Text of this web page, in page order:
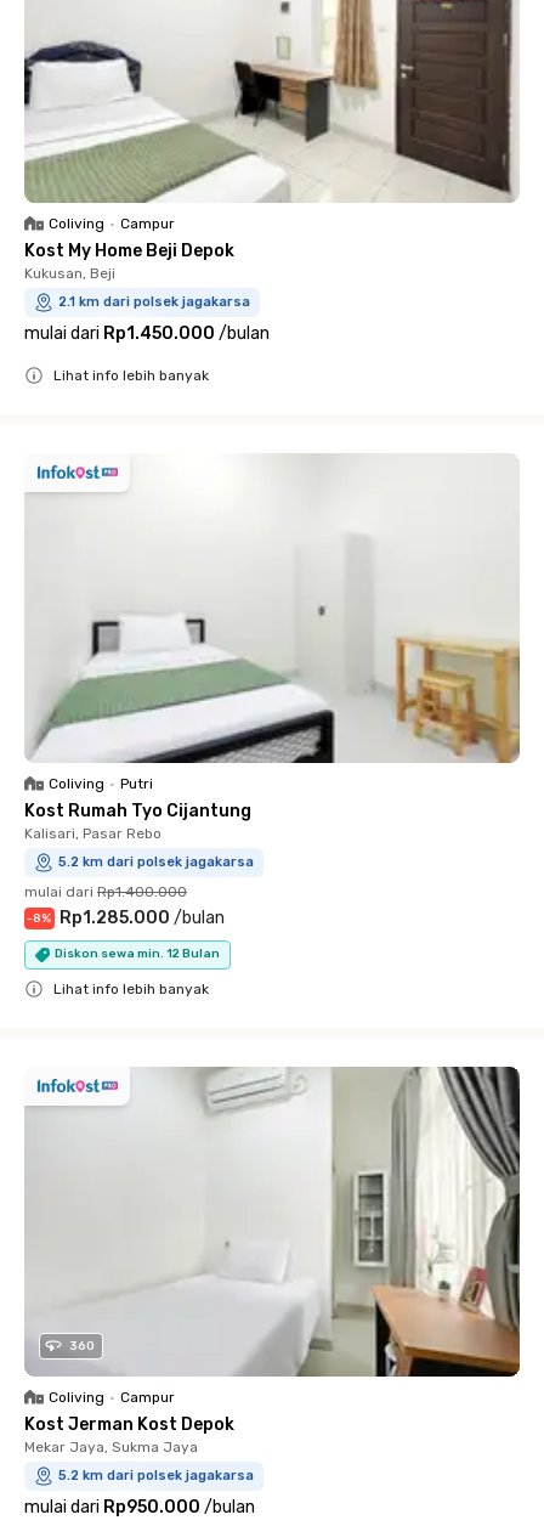
Coliving • Campur
Kost My Home Beji Depok
Kukusan, Beji
2.1 km dari polsek jagakarsa
mulai dari Rp1.450.000 /bulan
Lihat info lebih banyak
Coliving • Putri
Kost Rumah Tyo Cijantung
Kalisari, Pasar Rebo
5.2 km dari polsek jagakarsa
mulai dari Rp1.400.000
-8% Rp1.285.000 /bulan
Diskon sewa min. 12 Bulan
Lihat info lebih banyak
360
Coliving • Campur
Kost Jerman Kost Depok
Mekar Jaya, Sukma Jaya
5.2 km dari polsek jagakarsa
mulai dari Rp950.000 /bulan